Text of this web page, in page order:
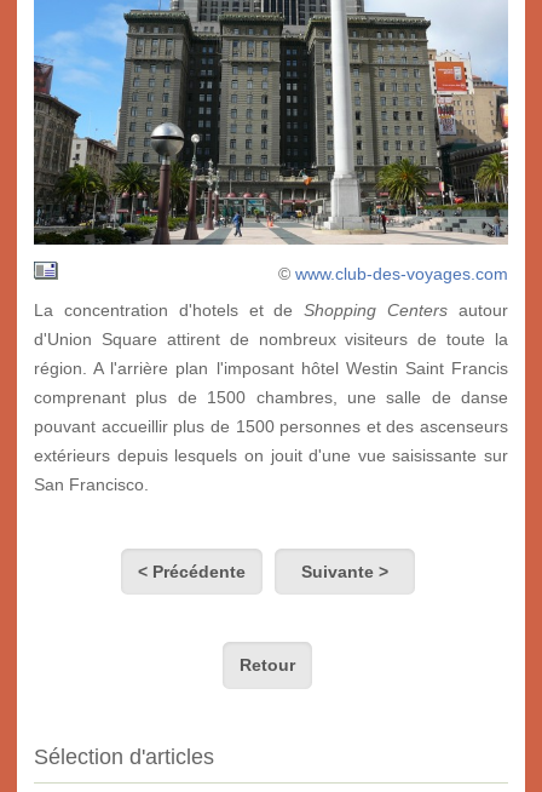
© www.club-des-voyages.com
La concentration d'hotels et deShopping Centers autour
d'Union Square attirent de nombreux visiteurs de toute la
région. A l'arrière plan l'imposant hôtel Westin Saint Francis
comprenant plus de 1500 chambres, une salle de danse
pouvant accueillir plus de 1500 personnes et des ascenseurs
extérieurs depuis lesquels on jouit d'une vue saisissante sur
San Francisco.
< Précédente Suivante >
Retour
Sélection d'articles